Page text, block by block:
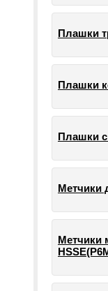
Плашки
Плашки
Плашки с
Метчики
Метчики